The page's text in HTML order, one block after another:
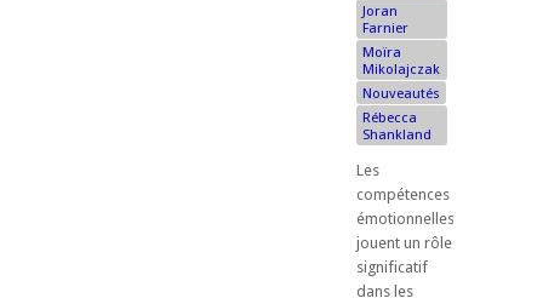
Joran
Farnier
Moïra
Mikolajczak
Nouveautés
Rébecca
Shankland
Les
compétences
émotionnelles
jouent un rôle
significatif
dans les